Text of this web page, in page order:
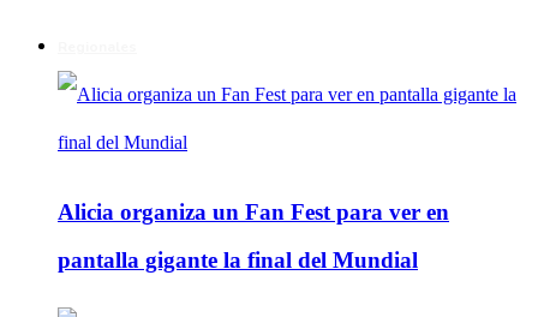
Alicia organiza un Fan Fest para ver en
pantalla gigante la final del Mundial